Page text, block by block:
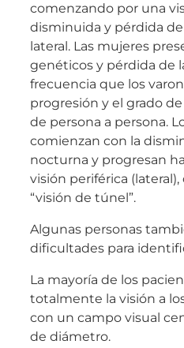
comenzando por una
disminuida y pérdida
lateral. Las mujeres
genéticos y pérdida de
frecuencia que los
progresión y el grado
de persona a persona.
comienzan con la
nocturna y progresan
visión periférica
“visión de túnel”.
Algunas personas
dificultades para
La mayoría de los
totalmente la visión a
con un campo visual
de diámetro.